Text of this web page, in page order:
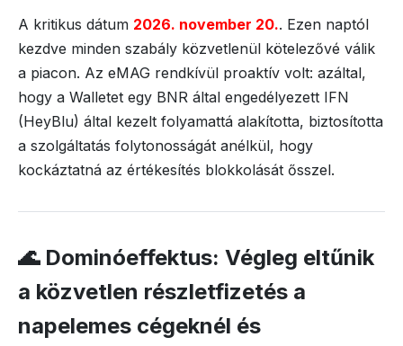
A kritikus dátum 2026. november 20.. Ezen naptól
kezdve minden szabály közvetlenül kötelezővé válik
a piacon. Az eMAG rendkívül proaktív volt: azáltal,
hogy a Walletet egy BNR által engedélyezett IFN
(HeyBlu) által kezelt folyamattá alakította, biztosította
a szolgáltatás folytonosságát anélkül, hogy
kockáztatná az értékesítés blokkolását ősszel.
🌊 Dominóeffektus: Végleg eltűnik
a közvetlen részletfizetés a
napelemes cégeknél és